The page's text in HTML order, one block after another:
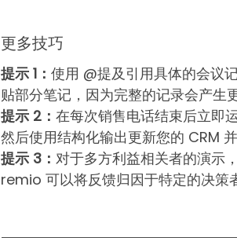
提示 1： 使用 @提及引用具体的会
贴部分笔记，因为完整的记录会产生
提示 2： 在每次销售电话结束后立即
然后使用结构化输出更新您的 CRM
提示 3： 对于多方利益相关者的演示
remio 可以将反馈归因于特定的决策
更多技巧